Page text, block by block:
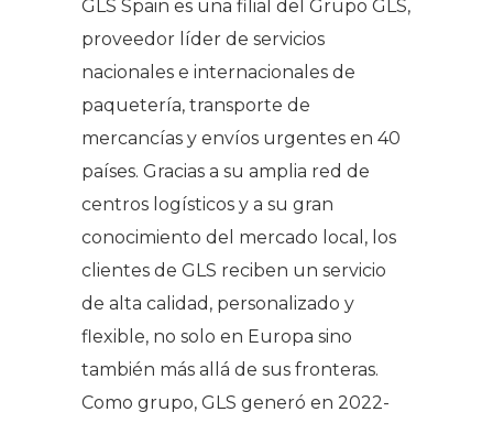
GLS Spain es una filial del Grupo GLS,
proveedor líder de servicios
nacionales e internacionales de
paquetería, transporte de
mercancías y envíos urgentes en 40
países. Gracias a su amplia red de
centros logísticos y a su gran
conocimiento del mercado local, los
clientes de GLS reciben un servicio
de alta calidad, personalizado y
flexible, no solo en Europa sino
también más allá de sus fronteras.
Como grupo, GLS generó en 2022-